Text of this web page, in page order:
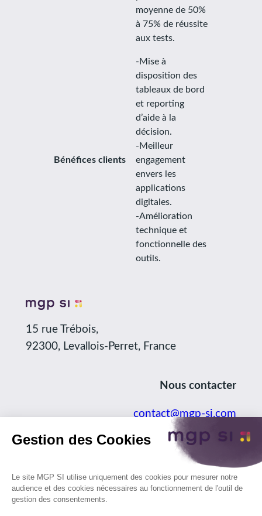
moyenne de 50%
à 75% de réussite
aux tests.
Bénéfices clients
-Mise à
disposition des
tableaux de bord
et reporting
d’aide à la
décision.
-Meilleur
engagement
envers les
applications
digitales.
-Amélioration
technique et
fonctionnelle des
outils.
15 rue Trébois,
92300, Levallois-Perret, France
Nous contacter
contact@mgp-si.com
+33 (0)1 80 96 36 66
LinkedIn